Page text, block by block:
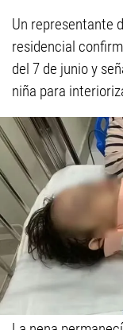
Un representante
residencial
del 7 de junio y
niña para